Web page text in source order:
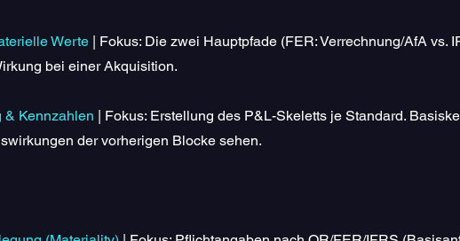
Werte | Fokus: Die zwei Hauptpfade (FER: Verrechnung/AfA vs.
bei einer Akquisition.
& Kennzahlen | Fokus: Erstellung des P&L-Skeletts je Standard.
der vorherigen Blocke sehen.